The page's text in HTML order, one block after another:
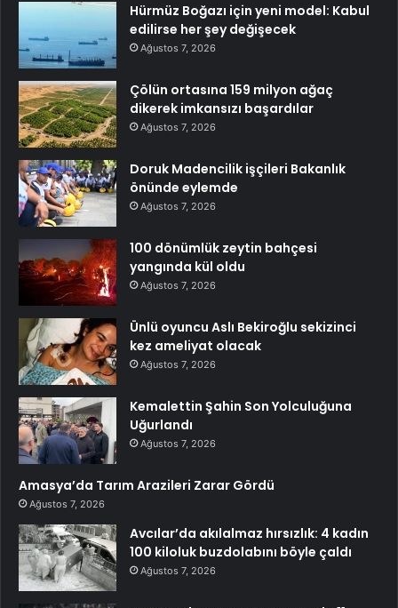
Hürmüz Boğazı için yeni model: Kabul
edilirse her şey değişecek
Ağustos 7, 2026
Çölün ortasına 159 milyon ağaç
dikerek imkansızı başardılar
Ağustos 7, 2026
Doruk Madencilik işçileri Bakanlık
önünde eylemde
Ağustos 7, 2026
100 dönümlük zeytin bahçesi
yangında kül oldu
Ağustos 7, 2026
Ünlü oyuncu Aslı Bekiroğlu sekizinci
kez ameliyat olacak
Ağustos 7, 2026
Kemalettin Şahin Son Yolculuğuna
Uğurlandı
Ağustos 7, 2026
Amasya’da Tarım Arazileri Zarar Gördü
Ağustos 7, 2026
Avcılar’da akılalmaz hırsızlık: 4 kadın
100 kiloluk buzdolabını böyle çaldı
Ağustos 7, 2026